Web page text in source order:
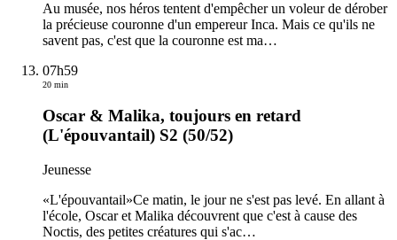
Au musée, nos héros tentent d'empêcher un voleur de dérober
la précieuse couronne d'un empereur Inca. Mais ce qu'ils ne
savent pas, c'est que la couronne est ma…
07h59
20 min
Oscar & Malika, toujours en retard
(L'épouvantail) S2 (50/52)
Jeunesse
«L'épouvantail»Ce matin, le jour ne s'est pas levé. En allant à
l'école, Oscar et Malika découvrent que c'est à cause des
Noctis, des petites créatures qui s'ac…